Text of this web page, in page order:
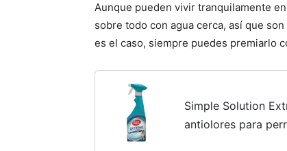
Aunque pueden vivir tranquilamente
sobre todo con agua cerca, así que
es el caso, siempre puedes premiarlo
Simple Solution
antiolores para